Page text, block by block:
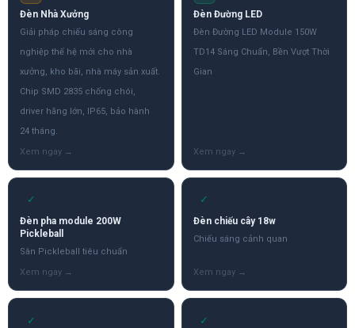
Đèn Nhà Xưởng
Giải pháp chiếu sáng công
nghiệp thế hệ mới cho nhà
xưởng, kho bãi, nhà máy sản xuất.
Chip SMD 2835 chống chói,
driver hãng lớn, IP65, bảo hành
24 tháng.
Đèn Đường LED
Đèn Đường LED Module 150W
TD14 Sáng Chuẩn, Bền Vượt Thời
Gian
✓
Đèn pha module 200W
Pickleball
Sân Pickleball tiêu chuẩn
✓
Đèn chiếu cây 18w
Chiếu sáng cảnh quan
✓ ✓